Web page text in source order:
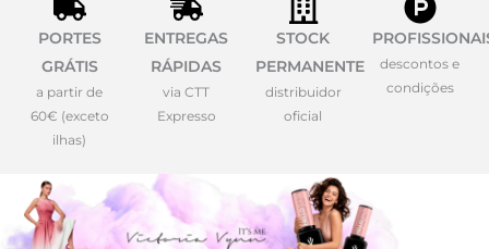
PORTES
GRÁTIS
a partir de
60€ (exceto
ilhas)
ENTREGAS
RÁPIDAS
via CTT
Expresso
STOCK
PERMANENTE
distribuidor
oficial
descontos e
condições